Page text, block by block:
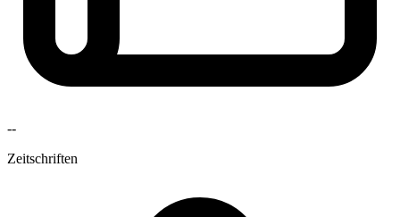
--
Zeitschriften